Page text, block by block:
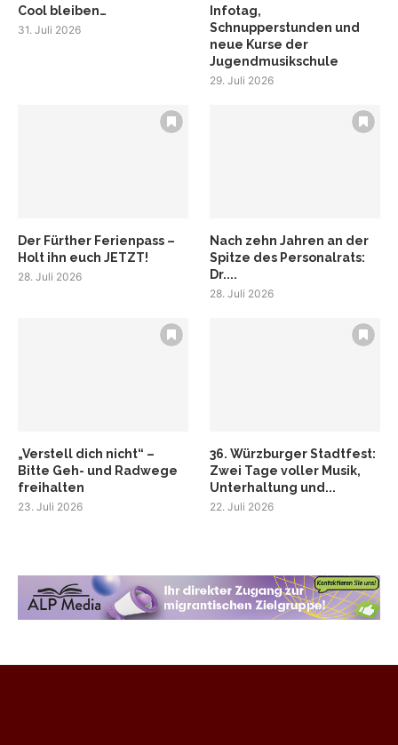
Cool bleiben…
31. Juli 2026
Infotag,
Schnupperstunden und
neue Kurse der
Jugendmusikschule
29. Juli 2026
Der Fürther Ferienpass –
Holt ihn euch JETZT!
28. Juli 2026
Nach zehn Jahren an der
Spitze des Personalrats:
Dr....
28. Juli 2026
„Verstell dich nicht“ –
Bitte Geh- und Radwege
freihalten
23. Juli 2026
36. Würzburger Stadtfest:
Zwei Tage voller Musik,
Unterhaltung und...
22. Juli 2026